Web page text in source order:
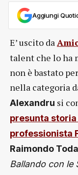
Aggiungi
E’ uscito da
talent che lo ha
non è bastato
nella categoria
Alexandru si
presunta storia
professionista
Raimondo
Ballando con le